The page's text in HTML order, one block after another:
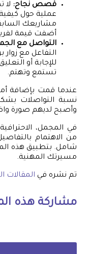
قصص نجاح: لا
عملية حول
مشاريعك
أضفت قيمة
التواصل مع
التفاعل مع زوار
للإجابة أو
تستمع وتهتم.
عندما قمت بإضافة
نسبة التواصلات بشكل
وأصبح لديهم صورة
في المجمل،
من الاهتمام
شامل. بتطبيق هذه
مسيرتك المهنية.
تم نشره في المقالات
مشاركة هذه